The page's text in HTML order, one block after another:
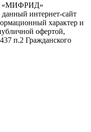
«МИФРИД»
интернет-сайт
характер и
офертой,
п.2 Гражданского